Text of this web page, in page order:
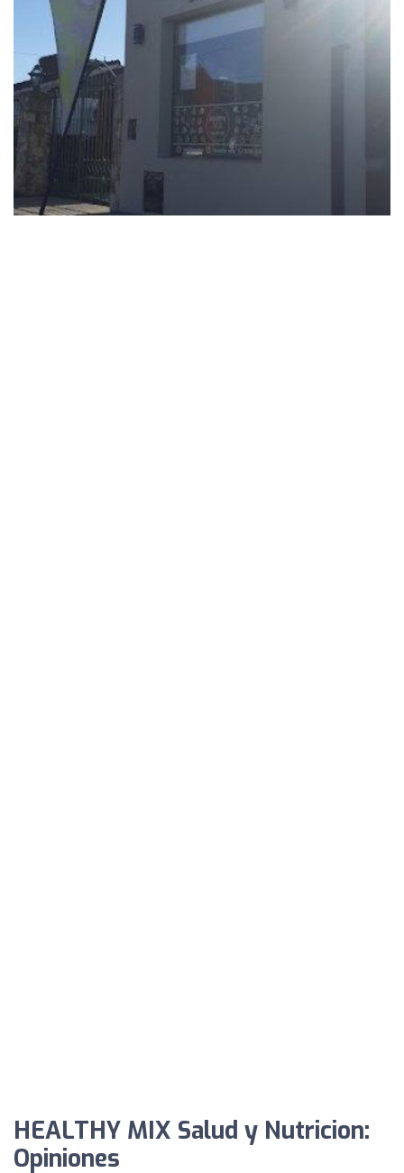
HEALTHY MIX Salud y Nutricion:
Opiniones